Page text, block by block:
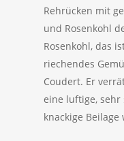
Rehrücken mit
und Rosenkohl
Rosenkohl, das
riechendes
Coudert. Er
eine luftige, sehr
knackige Beilage